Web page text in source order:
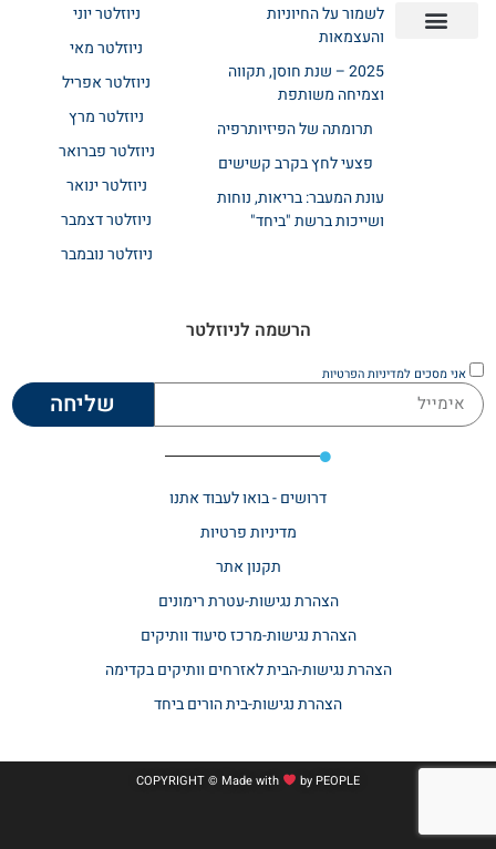
לשמור על החיוניות
והעצמאות
2025 – שנת חוסן, תקווה
וצמיחה משותפת
תרומתה של הפיזיותרפיה
פצעי לחץ בקרב קשישים
עונת המעבר: בריאות, נוחות
ושייכות ברשת "ביחד"
ניוזלטר יוני
ניוזלטר מאי
ניוזלטר אפריל
ניוזלטר מרץ
ניוזלטר פברואר
ניוזלטר ינואר
ניוזלטר דצמבר
ניוזלטר נובמבר
הרשמה לניוזלטר
אני מסכים למדיניות הפרטיות
שליחה
דרושים - בואו לעבוד אתנו
מדיניות פרטיות
תקנון אתר​
הצהרת נגישות-עטרת רימונים
הצהרת נגישות-מרכז סיעוד וותיקים
הצהרת נגישות-הבית לאזרחים וותיקים בקדימה
הצהרת נגישות-בית הורים ביחד
COPYRIGHT © Made with by PEOPLE